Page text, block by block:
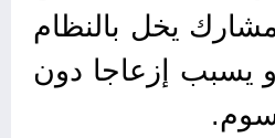
يخل بالنظام
يسبب إزعاجا دون